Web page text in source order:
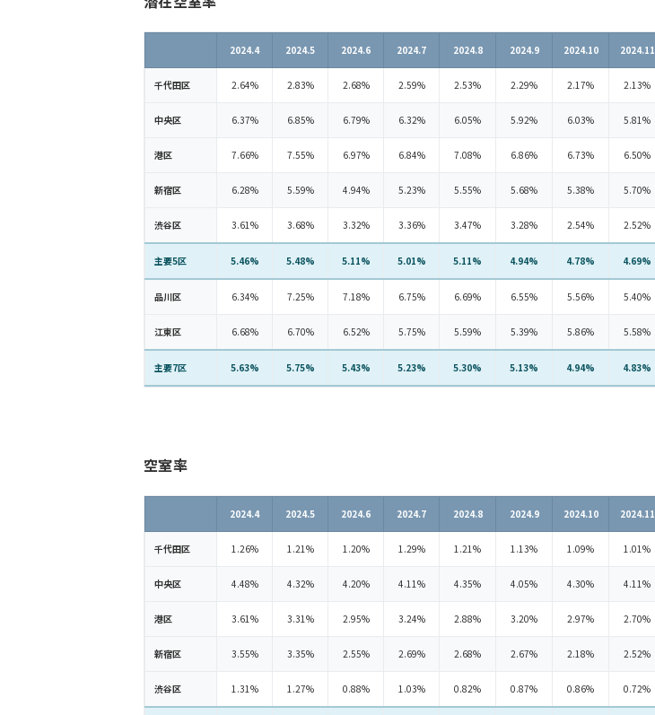
2024.4 2024.5 2024.6 2024.7 2024.8 2024.9 2024.10 2024.11
千代田区 2.64% 2.83% 2.68% 2.59% 2.53% 2.29% 2.17% 2.13%
中央区 6.37% 6.85% 6.79% 6.32% 6.05% 5.92% 6.03% 5.81%
港区 7.66% 7.55% 6.97% 6.84% 7.08% 6.86% 6.73% 6.50%
新宿区 6.28% 5.59% 4.94% 5.23% 5.55% 5.68% 5.38% 5.70%
渋谷区 3.61% 3.68% 3.32% 3.36% 3.47% 3.28% 2.54% 2.52%
主要5区 5.46% 5.48% 5.11% 5.01% 5.11% 4.94% 4.78% 4.69%
品川区 6.34% 7.25% 7.18% 6.75% 6.69% 6.55% 5.56% 5.40%
江東区 6.68% 6.70% 6.52% 5.75% 5.59% 5.39% 5.86% 5.58%
主要7区 5.63% 5.75% 5.43% 5.23% 5.30% 5.13% 4.94% 4.83%
空室率
2024.4 2024.5 2024.6 2024.7 2024.8 2024.9 2024.10 2024.11
千代田区 1.26% 1.21% 1.20% 1.29% 1.21% 1.13% 1.09% 1.01%
中央区 4.48% 4.32% 4.20% 4.11% 4.35% 4.05% 4.30% 4.11%
港区 3.61% 3.31% 2.95% 3.24% 2.88% 3.20% 2.97% 2.70%
新宿区 3.55% 3.35% 2.55% 2.69% 2.68% 2.67% 2.18% 2.52%
渋谷区 1.31% 1.27% 0.88% 1.03% 0.82% 0.87% 0.86% 0.72%